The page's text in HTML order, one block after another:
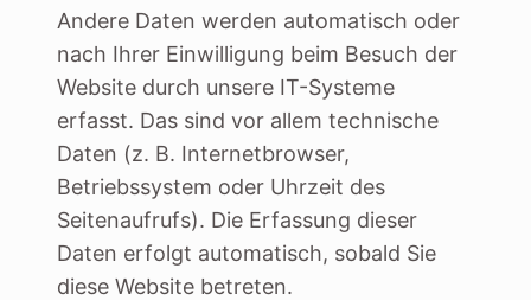
Andere Daten werden automatisch oder
nach Ihrer Einwilligung beim Besuch der
Website durch unsere IT-Systeme
erfasst. Das sind vor allem technische
Daten (z. B. Internetbrowser,
Betriebssystem oder Uhrzeit des
Seitenaufrufs). Die Erfassung dieser
Daten erfolgt automatisch, sobald Sie
diese Website betreten.